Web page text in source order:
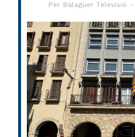
Per Balaguer Televisió